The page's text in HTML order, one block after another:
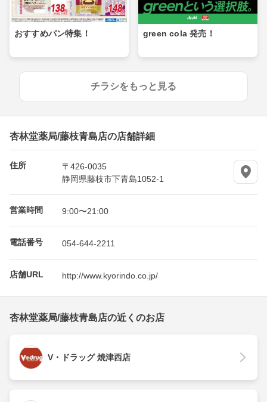
おすすめパン特集！ green cola 発売！
チラシをもっと見る
杏林堂薬局/藤枝青島店の店舗詳細
住所
〒426-0035
静岡県藤枝市下青島1052-1
営業時間 9:00〜21:00
電話番号 054-644-2211
店舗URL http://www.kyorindo.co.jp/
杏林堂薬局/藤枝青島店の近くのお店
V・ドラッグ 焼津西店